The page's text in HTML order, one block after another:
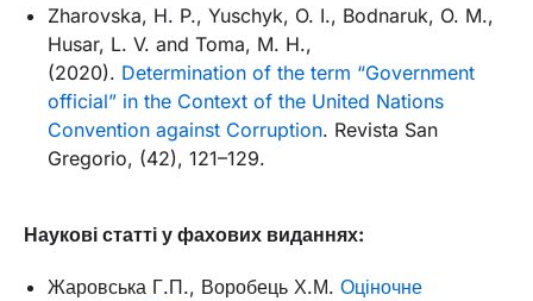
Zharovska, H. P., Yuschyk, O. I., Bodnaruk, O. M.,
Husar, L. V. and Toma, M. H.,
(2020). Determination of the term “Government
official” in the Context of the United Nations
Convention against Corruption. Revista San
Gregorio, (42), 121–129.
Наукові статті у фахових виданнях:
Жаровська Г.П., Воробець Х.М. Оціночне